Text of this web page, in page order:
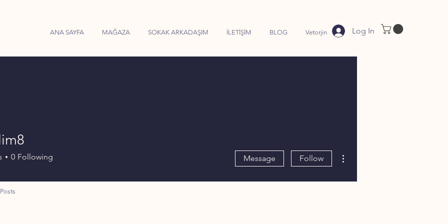
ANA SAYFA MAĞAZA SOKAK ARKADAŞIM İLETİŞİM BLOG Vetorjin Log In
0 Following Message Follow